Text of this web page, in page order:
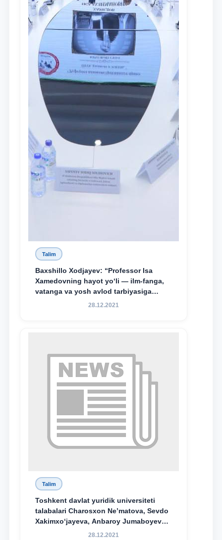
Talim
Baxshillo Xodjayev: “Professor Isa
Xamedovning hayot yo‘li — ilm-fanga,
vatanga va yosh avlod tarbiyasiga
sodiqlikning oliy namunasidir”.
28.12.2021
Talim
Toshkent davlat yuridik universiteti
talabalari Charosxon Ne’matova, Sevdo
Xakimxo‘jayeva, Anbaroy Jumaboyeva
hamda TDYU qoshidagi M.S.Vosiqova
28.12.2021